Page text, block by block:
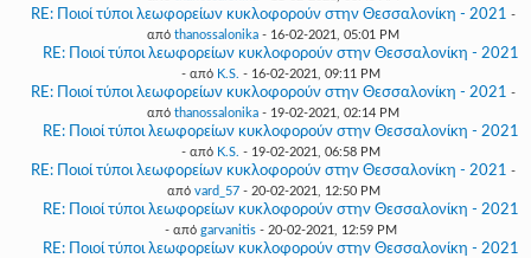
RE: Ποιοί τύποι λεωφορείων κυκλοφορούν στην Θεσσαλονίκη - 2021 -
από thanossalonika - 16-02-2021, 05:01 PM
RE: Ποιοί τύποι λεωφορείων κυκλοφορούν στην Θεσσαλονίκη - 2021
- από K.S. - 16-02-2021, 09:11 PM
RE: Ποιοί τύποι λεωφορείων κυκλοφορούν στην Θεσσαλονίκη - 2021 -
από thanossalonika - 19-02-2021, 02:14 PM
RE: Ποιοί τύποι λεωφορείων κυκλοφορούν στην Θεσσαλονίκη - 2021
- από K.S. - 19-02-2021, 06:58 PM
RE: Ποιοί τύποι λεωφορείων κυκλοφορούν στην Θεσσαλονίκη - 2021 -
από vard_57- 20-02-2021, 12:50 PM
RE: Ποιοί τύποι λεωφορείων κυκλοφορούν στην Θεσσαλονίκη - 2021
- από garvanitis - 20-02-2021, 12:59 PM
RE: Ποιοί τύποι λεωφορείων κυκλοφορούν στην Θεσσαλονίκη - 2021